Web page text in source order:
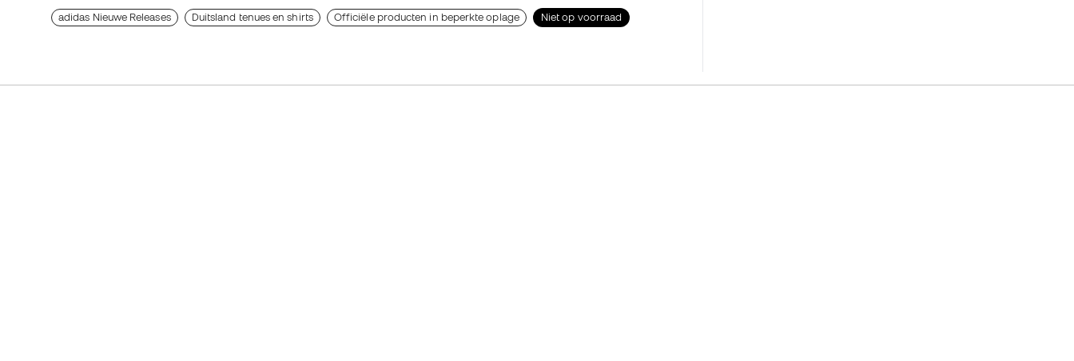
adidas Nieuwe Releases Duitsland tenues en shirts Officiële producten in beperkte oplage Niet op voorraad